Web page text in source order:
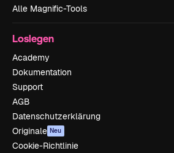
Alle Magnific-Tools
Loslegen
Academy
Dokumentation
Support
AGB
Datenschutzerklärung
Originale Neu
Cookie-Richtlinie